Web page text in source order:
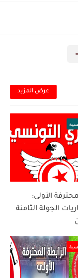
عرض المزيد
الأولى:
الجولة الثامنة